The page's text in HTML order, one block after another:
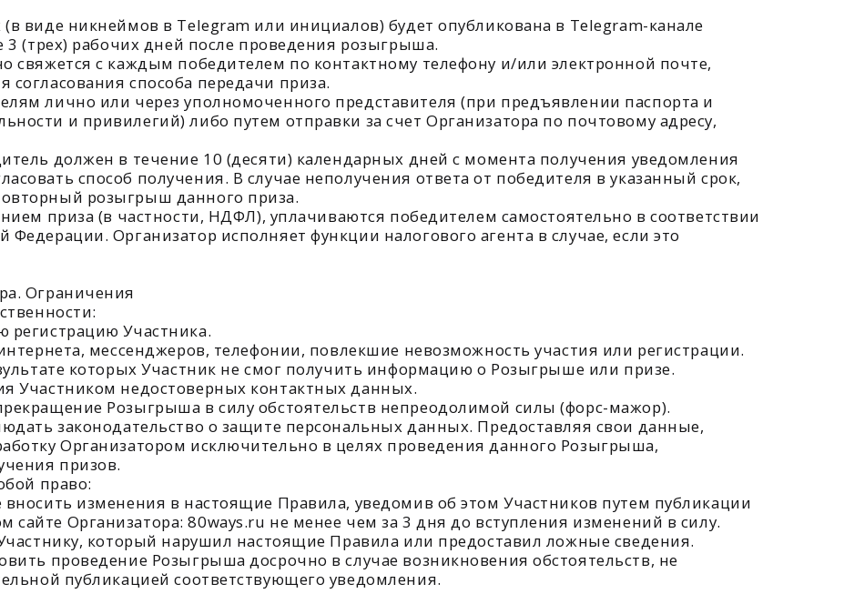
розыгрыш данного приза.
(в частности, НДФЛ), уплачиваются победителем самостоятельно в соответствии
Организатор исполняет функции налогового агента в случае, если это
Участника.
мессенджеров, телефонии, повлекшие невозможность участия или регистрации.
которых Участник не смог получить информацию о Розыгрыше или призе.
недостоверных контактных данных.
Розыгрыша в силу обстоятельств непреодолимой силы (форс-мажор).
законодательство о защите персональных данных. Предоставляя свои данные,
Организатором исключительно в целях проведения данного Розыгрыша,
призов.
изменения в настоящие Правила, уведомив об этом Участников путем публикации
Организатора: 80ways.ru не менее чем за 3 дня до вступления изменений в силу.
который нарушил настоящие Правила или предоставил ложные сведения.
Розыгрыша досрочно в случае возникновения обстоятельств, не
публикацией соответствующего уведомления.
ознакомления всем заинтересованным лицам на официальном сайте Организатора:
с проведением Розыгрыша, подлежат разрешению путем переговоров, а в случае
с законодательством Российской Федерации по месту нахождения Организатора.
Правилами, решаются Организатором в соответствии с действующим